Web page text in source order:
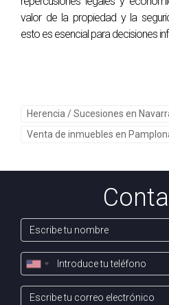
valor de la propiedad y la
esto es esencial para decisiones
Herencia / Sucesiones en
Venta de inmuebles en